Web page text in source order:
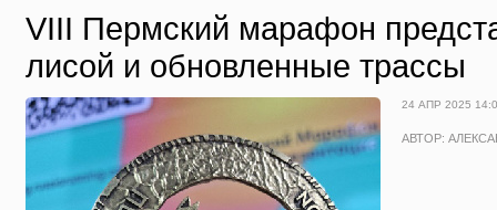
VIII Пермский марафон
лисой и обновленные трассы
24 АПР 2025
АВТОР: